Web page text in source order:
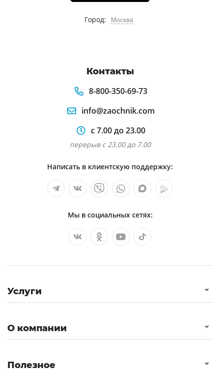
Город: Москва
Контакты
8-800-350-69-73
info@zaochnik.com
с 7.00 до 23.00
перерыв с 23.00 до 7.00
Написать в клиентскую поддержку:
Мы в социальных сетях:
Услуги
О компании
Полезное